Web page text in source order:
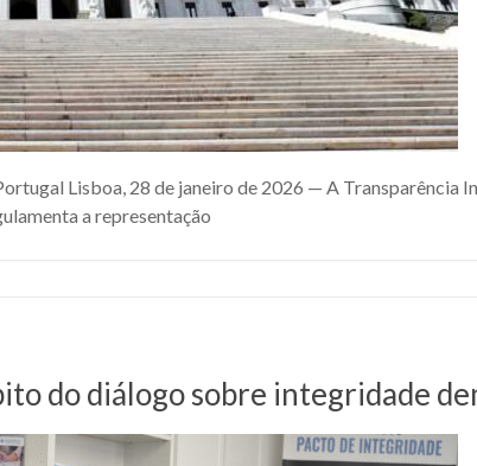
Lisboa, 28 de janeiro de 2026 — A Transparência
a representação
do diálogo sobre integridade